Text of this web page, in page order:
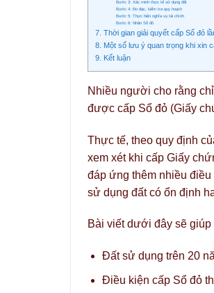
Bước 3: Xác minh thực tế sử dụng đất
Bước 4: Đo đạc, kiểm tra quy hoạch
Bước 5: Thực hiện nghĩa vụ tài chính
Bước 6: Nhận Sổ đỏ
7. Thời gian giải quyết cấp Sổ đỏ
8. Một số lưu ý quan trọng khi xin
9. Kết luận
Nhiều người cho rằng
được cấp Sổ đỏ (Giấy
Thực tế, theo quy định
xem xét khi cấp Giấy
đáp ứng thêm nhiều
sử dụng đất có ổn định
Bài viết dưới đây sẽ giúp
Đất sử dụng trên 20
Điều kiện cấp Sổ đỏ